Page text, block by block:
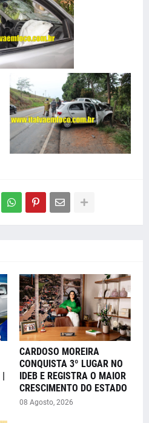
CARDOSO MOREIRA
CONQUISTA 3º LUGAR NO
IDEB E REGISTRA O MAIOR
CRESCIMENTO DO ESTADO
08 Agosto, 2026